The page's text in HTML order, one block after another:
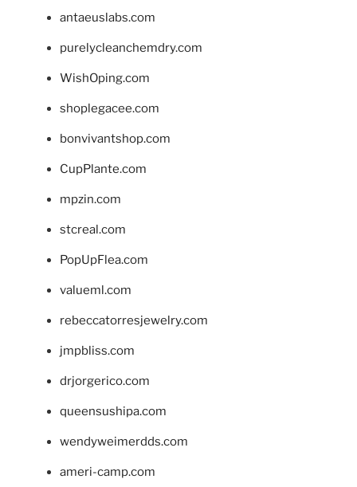
antaeuslabs.com
purelycleanchemdry.com
WishOping.com
shoplegacee.com
bonvivantshop.com
CupPlante.com
mpzin.com
stcreal.com
PopUpFlea.com
valueml.com
rebeccatorresjewelry.com
jmpbliss.com
drjorgerico.com
queensushipa.com
wendyweimerdds.com
ameri-camp.com